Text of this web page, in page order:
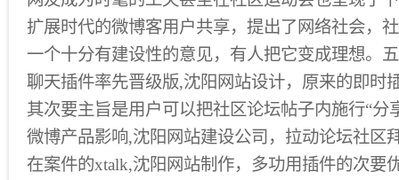
扩展时代的微博客用户共享，提出了网络社会，
一个十分有建设性的意见，有人把它变成理想。
聊天插件率先晋级版,沈阳网站设计，原来的即时
其次要主旨是用户可以把社区论坛帖子内施行“分
微博产品影响,沈阳网站建设公司，拉动论坛社区
在案件的xtalk,沈阳网站制作，多功用插件的次要